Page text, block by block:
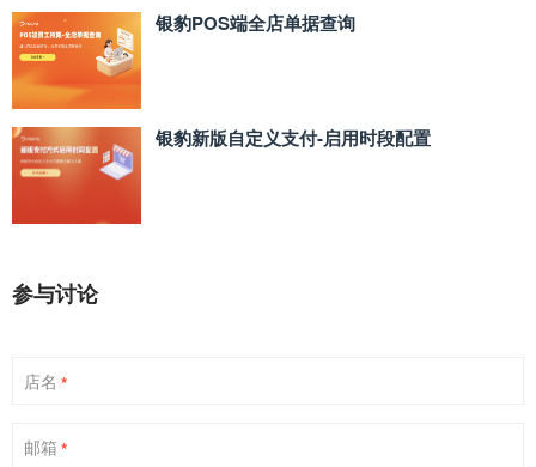
银豹POS端全店单据查询
银豹新版自定义支付‑启用时段配置
参与讨论
店名 *
邮箱 *